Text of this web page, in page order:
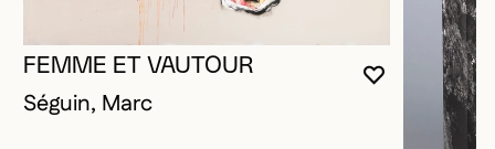
VOUS
FERMER
OUVRIR LA
FEMME ET VAUTOUR
Séguin, Marc